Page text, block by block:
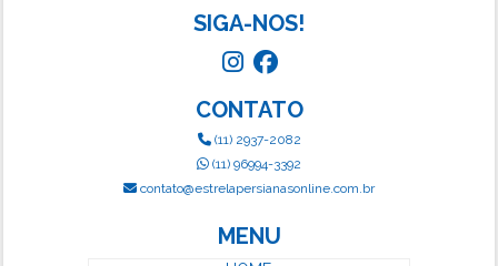
SIGA-NOS!
CONTATO
(11) 2937-2082
(11) 96994-3392
contato@estrelapersianasonline.com.br
MENU